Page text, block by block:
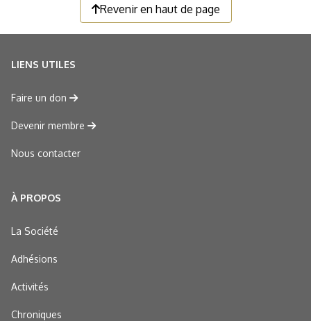
Revenir en haut de page
LIENS UTILES
Faire un don
Devenir membre
Nous contacter
À PROPOS
La Société
Adhésions
Activités
Chroniques